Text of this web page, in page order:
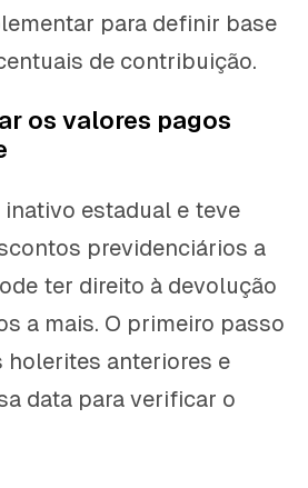
para definir base
de contribuição.
os valores pagos
estadual e teve
previdenciários a
ter direito à devolução
a mais. O primeiro passo
holerites anteriores e
data para verificar o